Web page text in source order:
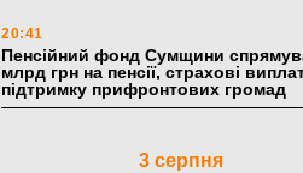
20:41
Пенсійний фонд Сумщини
млрд грн на пенсії, страхові
підтримку прифронтових громад
3 серпня